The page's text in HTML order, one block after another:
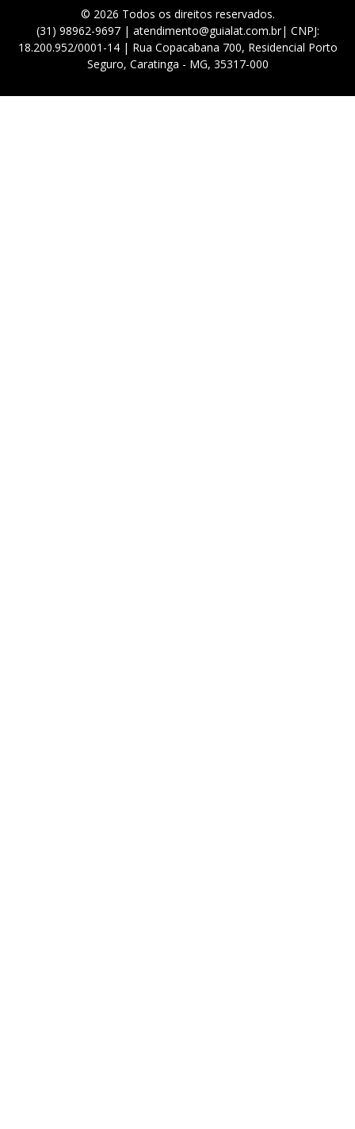
© 2026 Todos os direitos reservados.
(31) 98962-9697 | atendimento@guialat.com.br| CNPJ:
18.200.952/0001-14 | Rua Copacabana 700, Residencial Porto
Seguro, Caratinga - MG, 35317-000